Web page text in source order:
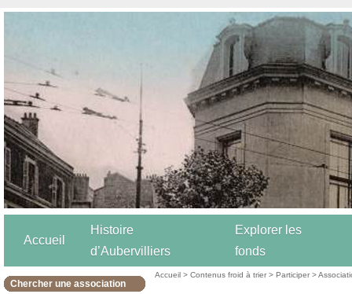
Accueil
Histoire
d’Aubervilliers
Explorer les
fonds
Chercher une association
Accueil >Contenus froid à trier >Participer >